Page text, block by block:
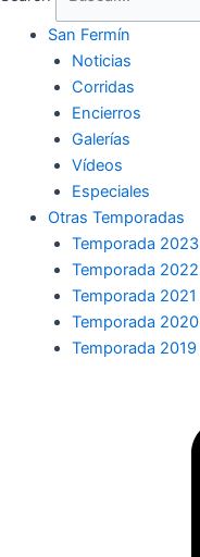
San Fermín
Noticias
Corridas
Encierros
Galerías
Vídeos
Especiales
Otras Temporadas
Temporada 2023
Temporada 2022
Temporada 2021
Temporada 2020
Temporada 2019